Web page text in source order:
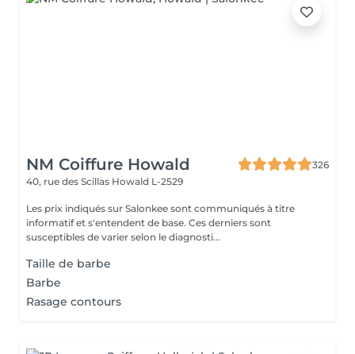
NM Coiffure Howald
326
40, rue des Scillas Howald L-2529
Les prix indiqués sur Salonkee sont communiqués à titre
informatif et s'entendent de base. Ces derniers sont
susceptibles de varier selon le diagnosti...
Taille de barbe
Barbe
Rasage contours